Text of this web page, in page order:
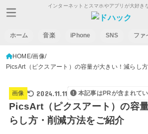
インターネットとスマホやアプリが大好き
ホーム 音楽 iPhone SNS ファ
HOME 画像
PicsArt（ピクスアート）の容量が大きい！減らし
画像 2024.11.11 本記事はPRが含まれて
PicsArt（ピクスアート）の容
らし方・削減方法をご紹介